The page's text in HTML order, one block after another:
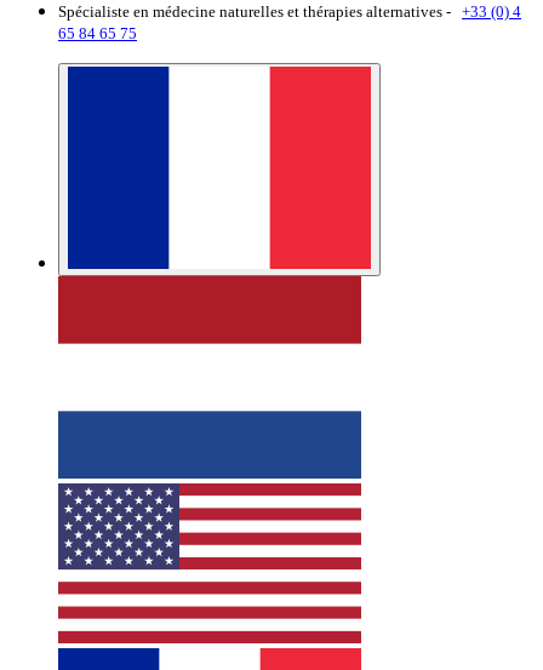
Spécialiste en médecine naturelles et thérapies alternatives - +33 (0) 4
65 84 65 75